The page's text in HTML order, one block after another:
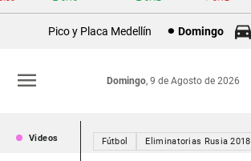
Colombia
Pico y Placa Medellín Domingo
Domingo, 9 de Agosto de 2026
menu
Videos Fútbol Eliminatorias Rusia 2018